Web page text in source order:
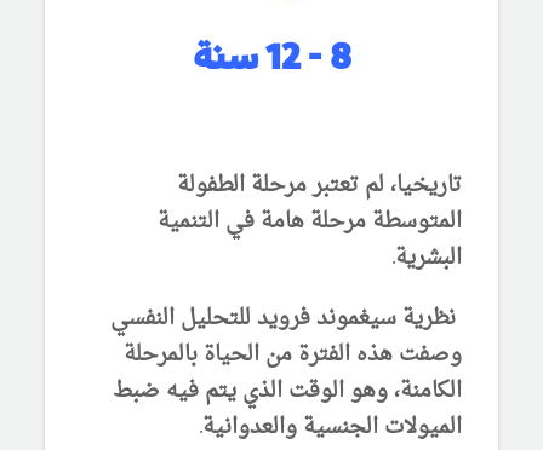
8 - 12 سنة
تاريخيا، لم تعتبر مرحلة الطفولة
المتوسطة مرحلة هامة في التنمية
البشرية.
نظرية سيغموند فرويد للتحليل النفسي
وصفت هذه الفترة من الحياة بالمرحلة
الكامنة، وهو الوقت الذي يتم فيه ضبط
الميولات الجنسية والعدوانية.